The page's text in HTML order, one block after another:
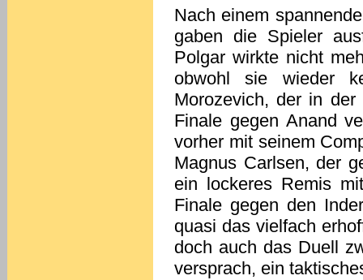
Nach einem
gaben die Spieler
Polgar wirkte nicht
obwohl sie wieder
Morozevich, der in
Finale gegen Anand
vorher mit seinem
Magnus Carlsen, der
ein lockeres Remis
Finale gegen den
quasi das vielfach
doch auch das Duell
versprach, ein